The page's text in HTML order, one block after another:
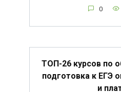
0
ТОП-26 курсов по
подготовка к ЕГЭ
и